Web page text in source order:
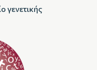
γενετικής